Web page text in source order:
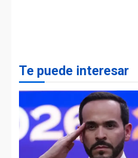
Te puede interesar